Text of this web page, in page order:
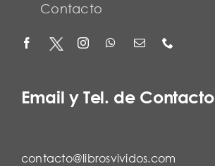
Contacto
Email y Tel. de Contacto
contacto@librosvividos.com